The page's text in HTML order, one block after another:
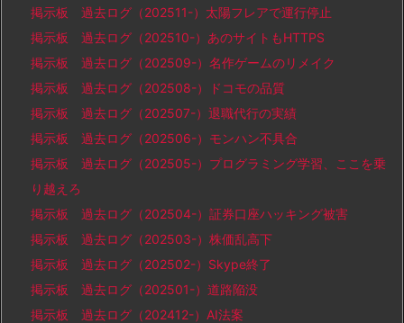
掲示板 過去ログ（202511-）太陽フレアで運行停止
掲示板 過去ログ（202510-）あのサイトもHTTPS
掲示板 過去ログ（202509-）名作ゲームのリメイク
掲示板 過去ログ（202508-）ドコモの品質
掲示板 過去ログ（202507-）退職代行の実績
掲示板 過去ログ（202506-）モンハン不具合
掲示板 過去ログ（202505-）プログラミング学習、ここを乗
り越えろ
掲示板 過去ログ（202504-）証券口座ハッキング被害
掲示板 過去ログ（202503-）株価乱高下
掲示板 過去ログ（202502-）Skype終了
掲示板 過去ログ（202501-）道路陥没
掲示板 過去ログ（202412-）AI法案